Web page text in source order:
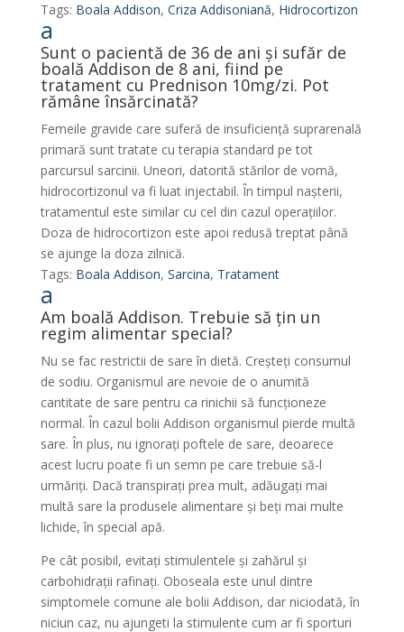
Tags: Boala Addison, Criza Addisoniană, Hidrocortizon
a
Sunt o pacientă de 36 de ani și sufăr de
boală Addison de 8 ani, fiind pe
tratament cu Prednison 10mg/zi. Pot
rămâne însărcinată?
Femeile gravide care suferă de insuficiență suprarenală
primară sunt tratate cu terapia standard pe tot
parcursul sarcinii. Uneori, datorită stărilor de vomă,
hidrocortizonul va fi luat injectabil. În timpul nașterii,
tratamentul este similar cu cel din cazul operațiilor.
Doza de hidrocortizon este apoi redusă treptat până
se ajunge la doza zilnică.
Tags: Boala Addison, Sarcina, Tratament
a
Am boală Addison. Trebuie să țin un
regim alimentar special?
Nu se fac restrictii de sare în dietă. Creșteți consumul
de sodiu. Organismul are nevoie de o anumită
cantitate de sare pentru ca rinichii să funcționeze
normal. În cazul bolii Addison organismul pierde multă
sare. În plus, nu ignorați poftele de sare, deoarece
acest lucru poate fi un semn pe care trebuie să-l
urmăriți. Dacă transpirați prea mult, adăugați mai
multă sare la produsele alimentare și beți mai multe
lichide, în special apă.
Pe cât posibil, evitați stimulentele și zahărul și
carbohidrații rafinați. Oboseala este unul dintre
simptomele comune ale bolii Addison, dar niciodată, în
niciun caz, nu ajungeti la stimulente cum ar fi sporturi